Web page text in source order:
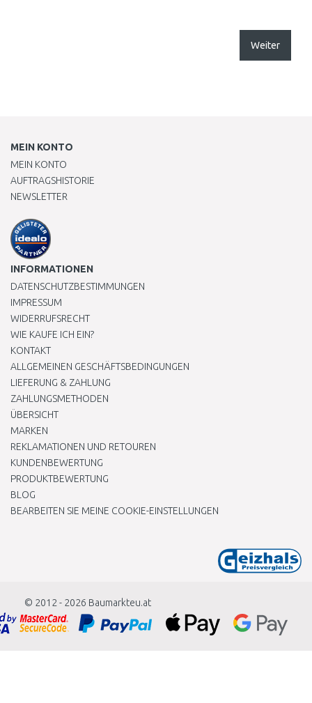
Weiter
MEIN KONTO
MEIN KONTO
AUFTRAGSHISTORIE
NEWSLETTER
INFORMATIONEN
DATENSCHUTZBESTIMMUNGEN
IMPRESSUM
WIDERRUFSRECHT
WIE KAUFE ICH EIN?
KONTAKT
ALLGEMEINEN GESCHÄFTSBEDINGUNGEN
LIEFERUNG & ZAHLUNG
ZAHLUNGSMETHODEN
ÜBERSICHT
MARKEN
REKLAMATIONEN UND RETOUREN
KUNDENBEWERTUNG
PRODUKTBEWERTUNG
BLOG
BEARBEITEN SIE MEINE COOKIE-EINSTELLUNGEN
© 2012 - 2026 Baumarkteu.at